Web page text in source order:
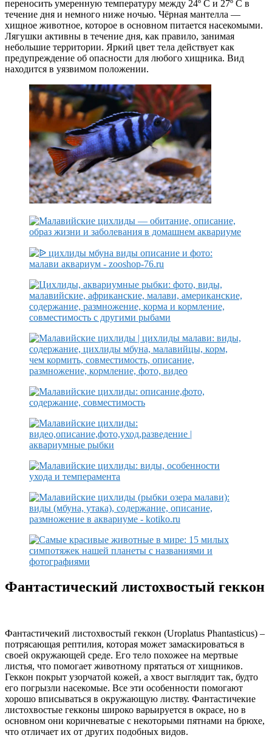
переносить умеренную температуру между 24º С и 27º С в
течение дня и немного ниже ночью. Чёрная мантелла —
хищное животное, которое в основном питается насекомыми.
Лягушки активны в течение дня, как правило, занимая
небольшие территории. Яркий цвет тела действует как
предупреждение об опасности для любого хищника. Вид
находится в уязвимом положении.
Фантастический листохвостый геккон
Фантастичекий листохвостый геккон (Uroplatus Phantasticus) –
потрясающая рептилия, которая может замаскироваться в
своей окружающей среде. Его тело похожее на мертвые
листья, что помогает животному прятаться от хищников.
Геккон покрыт узорчатой кожей, а хвост выглядит так, будто
его погрызли насекомые. Все эти особенности помогают
хорошо вписываться в окружающую листву. Фантастичекие
листохвостые гекконы широко варьируется в окрасе, но в
основном они коричневатые с некоторыми пятнами на брюхе,
что отличает их от других подобных видов.